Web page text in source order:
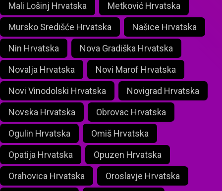
Mali Lošinj Hrvatska Metković Hrvatska
Mursko Središće Hrvatska Našice Hrvatska
Nin Hrvatska Nova Gradiška Hrvatska
Novalja Hrvatska Novi Marof Hrvatska
Novi Vinodolski Hrvatska Novigrad Hrvatska
Novska Hrvatska Obrovac Hrvatska
Ogulin Hrvatska Omiš Hrvatska
Opatija Hrvatska Opuzen Hrvatska
Orahovica Hrvatska Oroslavje Hrvatska